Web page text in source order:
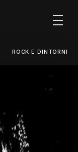
ROCK E DINTORNI